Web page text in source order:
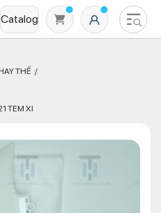
Catalog
nào trong giỏ hàng
THẾ
TEM XI